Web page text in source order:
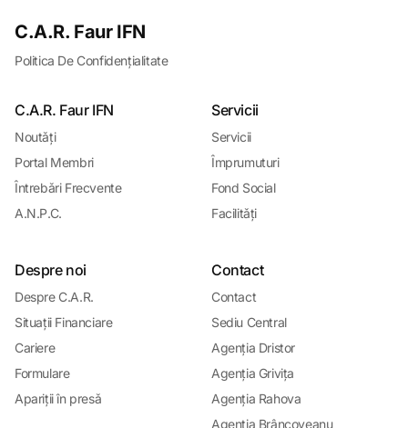
C.A.R. Faur IFN
Politica De Confidențialitate
C.A.R. Faur IFN
Noutǎți
Portal Membri
Întrebǎri Frecvente
A.N.P.C.
Servicii
Servicii
Împrumuturi
Fond Social
Facilitǎți
Despre noi
Despre C.A.R.
Situații Financiare
Cariere
Formulare
Apariții în presǎ
Contact
Contact
Sediu Central
Agenția Dristor
Agenția Grivița
Agenția Rahova
Agenția Brâncoveanu